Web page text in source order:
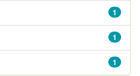
1
1
1